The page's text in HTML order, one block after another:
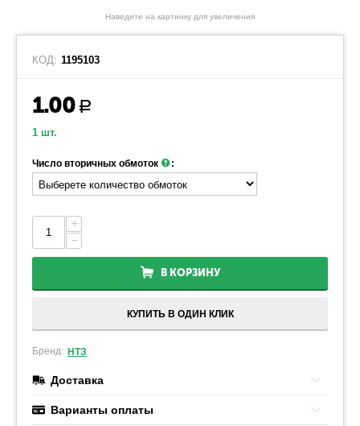
Наведите на картинку для увеличения
КОД: 1195103
1.00 Р
1 шт.
Число вторичных обмоток :
+
−
В КОРЗИНУ
КУПИТЬ В ОДИН КЛИК
Бренд: НТЗ
Доставка
Варианты оплаты